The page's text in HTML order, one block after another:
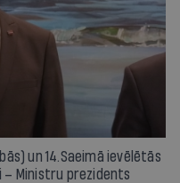
un 14.Saeimā ievēlētās
Ministru prezidents